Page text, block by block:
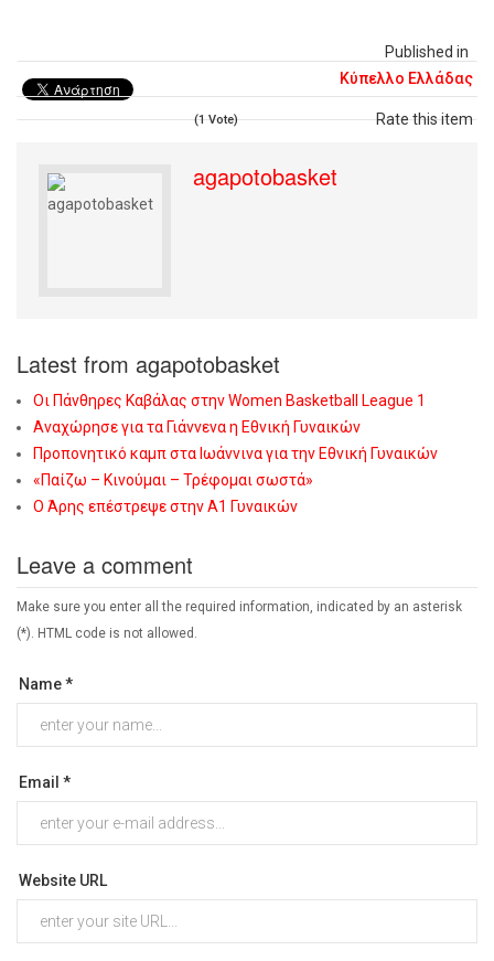
Published in
Κύπελλο Ελλάδας
Rate this item
(1 Vote)
agapotobasket
Latest from agapotobasket
Οι Πάνθηρες Καβάλας στην Women Basketball League 1
Αναχώρησε για τα Γιάννενα η Εθνική Γυναικών
Προπονητικό καμπ στα Ιωάννινα για την Εθνική Γυναικών
«Παίζω – Κινούμαι – Τρέφομαι σωστά»
Ο Άρης επέστρεψε στην Α1 Γυναικών
Leave a comment
Make sure you enter all the required information, indicated by an asterisk
(*). HTML code is not allowed.
Name *
Email *
Website URL